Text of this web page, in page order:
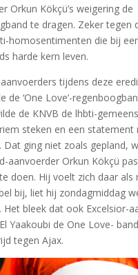
Orkun Kökçü’s weigering de
te dragen. Zeker tegen
homosentimenten die bij
harde kern leven.
tijdens deze
de ‘One Love’-
de KNVB de lhbti-
steken en een statement
Dat ging niet zoals gepland,
aanvoerder Orkun Kökçü
doen. Hij voelt zich daar als
bij, liet hij zondagmiddag
Het bleek dat ook Excelsior-
Yaakoubi de One Love-
tegen Ajax.